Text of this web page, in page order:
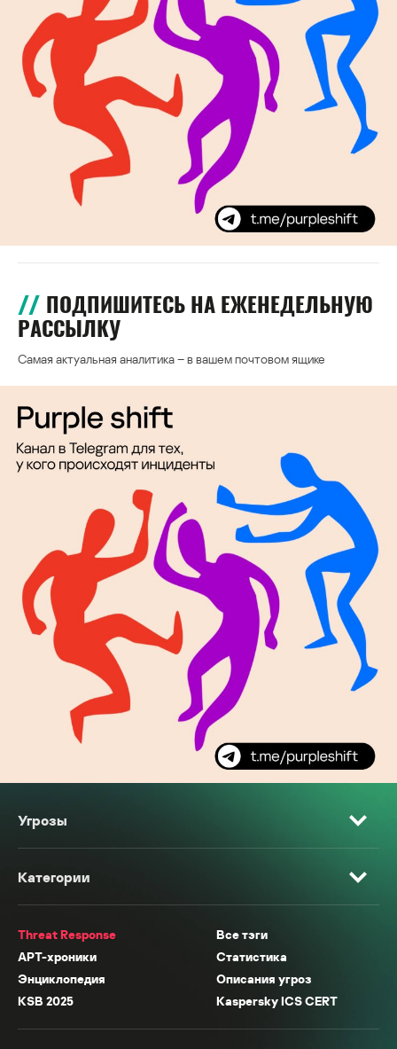
ПОДПИШИТЕСЬ НА ЕЖЕНЕДЕЛЬНУЮ
РАССЫЛКУ
Самая актуальная аналитика – в вашем почтовом ящике
Угрозы
Категории
Threat Response
Все тэги
APT-хроники
Статистика
Энциклопедия
Описания угроз
KSB 2025
Kaspersky ICS CERT